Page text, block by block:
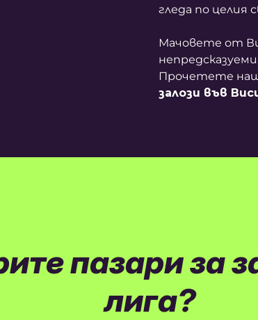
гледа по целия
Мачовете от
Прочетете
залози във
пазари за
лига?